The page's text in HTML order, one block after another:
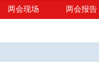
两会现场 两会报告